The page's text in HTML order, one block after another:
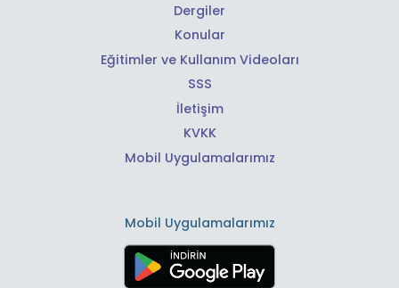
Dergiler
Konular
Eğitimler ve Kullanım Videoları
SSS
İletişim
KVKK
Mobil Uygulamalarımız
Mobil Uygulamalarımız